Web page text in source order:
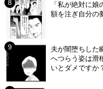
「私が絶対に
額を注ぎ自分の
夫が闇堕ちした
へつらう姿は滑
いとダメですか